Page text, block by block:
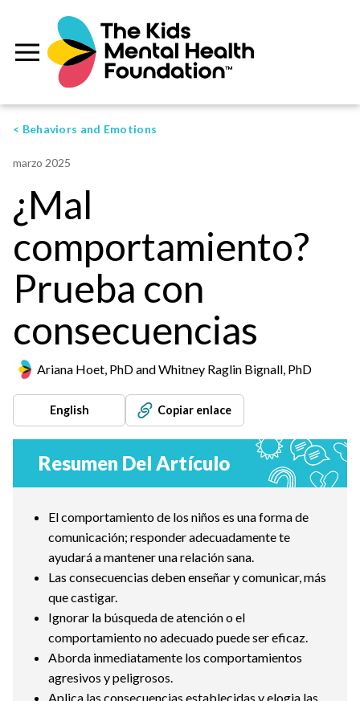
< Behaviors and Emotions
marzo 2025
¿Mal
comportamiento?
Prueba con
consecuencias
Ariana Hoet, PhD and Whitney Raglin Bignall, PhD
English Copiar enlace
Resumen Del Artículo
El comportamiento de los niños es una forma de
comunicación; responder adecuadamente te
ayudará a mantener una relación sana.
Las consecuencias deben enseñar y comunicar, más
que castigar.
Ignorar la búsqueda de atención o el
comportamiento no adecuado puede ser eficaz.
Aborda inmediatamente los comportamientos
agresivos y peligrosos.
Aplica las consecuencias establecidas y elogia las